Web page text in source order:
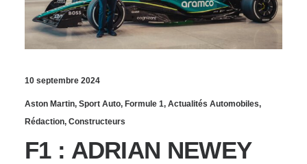
10 septembre 2024
Aston Martin, Sport Auto, Formule 1, Actualités Automobiles,
Rédaction, Constructeurs
F1 : ADRIAN NEWEY